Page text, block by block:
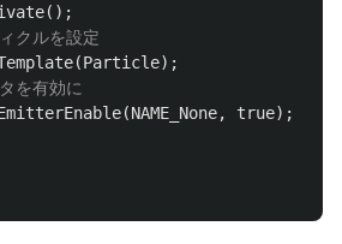
();
クルを設定
(Particle);
を有効に
(NAME_None, true);